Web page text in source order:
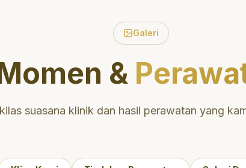
Galeri
&
suasana klinik dan hasil perawatan yang